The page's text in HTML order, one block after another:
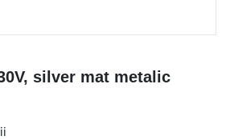
silver mat metalic